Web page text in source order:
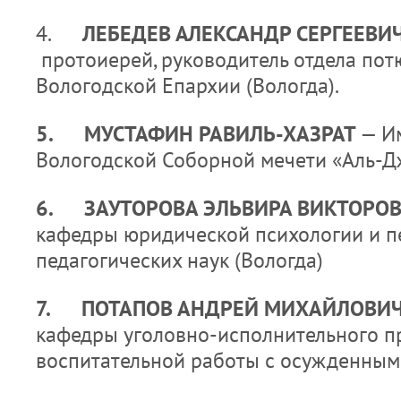
4.ЛЕБЕДЕВ АЛЕКСАНДР
протоиерей, руководитель отдела
Вологодской Епархии (Вологда).
5. МУСТАФИН РАВИЛЬ-ХАЗРАТ—
Вологодской Соборной мечети «Аль-
6. ЗАУТОРОВА ЭЛЬВИРА
кафедры юридической психологии и
педагогических наук (Вологда)
7. ПОТАПОВ АНДРЕЙ
кафедры уголовно-исполнительного
воспитательной работы с